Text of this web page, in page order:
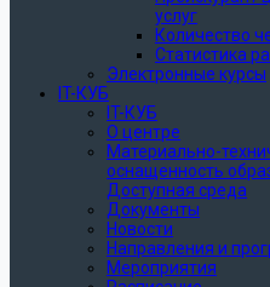
услуг
Количество
Статистика
Электронные курсы
IT-КУБ
IT-КУБ
О центре
Материально-
оснащенность
Доступная среда
Документы
Новости
Направления и
Мероприятия